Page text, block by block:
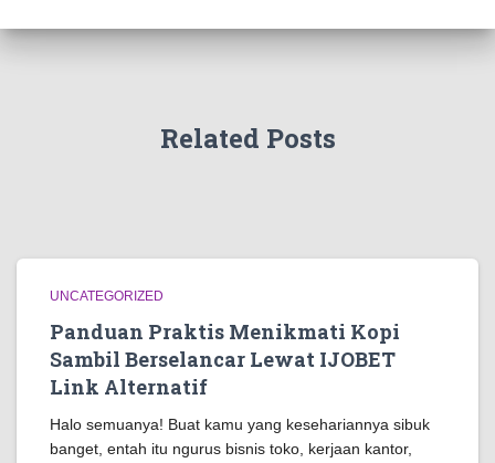
Related Posts
UNCATEGORIZED
Panduan Praktis Menikmati Kopi
Sambil Berselancar Lewat IJOBET
Link Alternatif
Halo semuanya! Buat kamu yang kesehariannya sibuk
banget, entah itu ngurus bisnis toko, kerjaan kantor,